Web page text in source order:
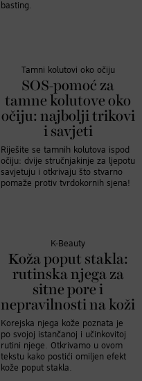
basting.
Tamni kolutovi oko očiju
SOS-pomoć za
tamne kolutove oko
očiju: najbolji trikovi
i savjeti
Riješite se tamnih kolutova ispod
očiju: dvije stručnjakinje za ljepotu
savjetuju i otkrivaju što stvarno
pomaže protiv tvrdokornih sjena!
K-Beauty
Koža poput stakla:
rutinska njega za
sitne pore i
nepravilnosti na koži
Korejska njega kože poznata je
po svojoj istančanoj i učinkovitoj
rutini njege. Otkrivamo u ovom
tekstu kako postići omiljen efekt
kože poput stakla.